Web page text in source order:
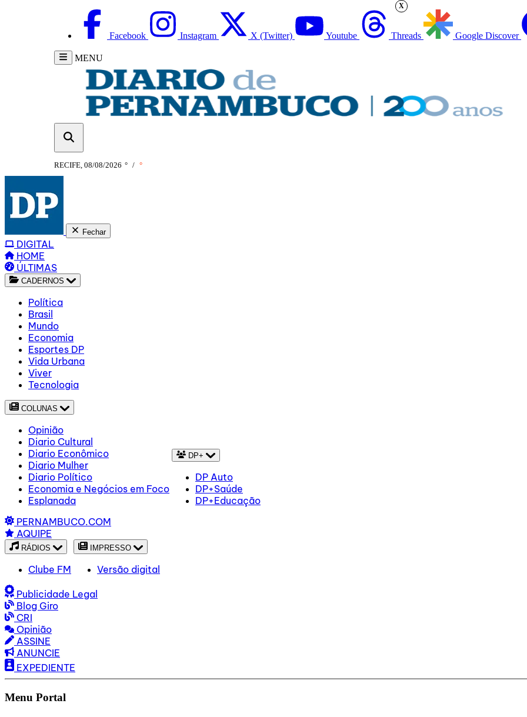
Facebook Instagram X (Twitter) Youtube Threads Google Discover
MENU
RECIFE, 08/08/2026 ° / °
Fechar
DIGITAL
HOME
ÚLTIMAS
CADERNOS
Política
Brasil
Mundo
Economia
Esportes DP
Vida Urbana
Viver
Tecnologia
COLUNAS
Opinião
Diario Cultural
Diario Econômico
Diario Mulher
Diario Político
Economia e Negócios em Foco
Esplanada
DP+
DP Auto
DP+Saúde
DP+Educação
PERNAMBUCO.COM
AQUIPE
RÁDIOS
Clube FM
IMPRESSO
Versão digital
Publicidade Legal
Blog Giro
CRI
Opinião
ASSINE
ANUNCIE
EXPEDIENTE
Menu Portal
X